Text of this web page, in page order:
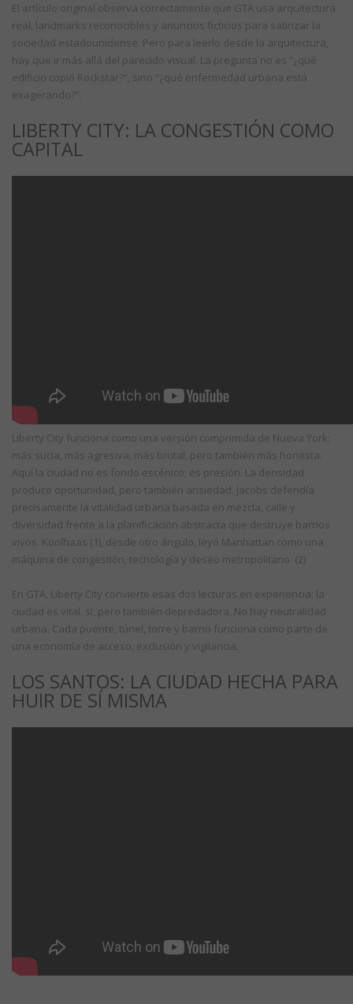
El artículo original observa correctamente que GTA usa arquitectura
real, landmarks reconocibles y anuncios ficticios para satirizar la
sociedad estadounidense. Pero para leerlo desde la arquitectura,
hay que ir más allá del parecido visual. La pregunta no es “¿qué
edificio copió Rockstar?”, sino “¿qué enfermedad urbana está
exagerando?”.
LIBERTY CITY: LA CONGESTIÓN COMO
CAPITAL
Liberty City funciona como una versión comprimida de Nueva York:
más sucia, más agresiva, más brutal, pero también más honesta.
Aquí la ciudad no es fondo escénico; es presión. La densidad
produce oportunidad, pero también ansiedad. Jacobs defendía
precisamente la vitalidad urbana basada en mezcla, calle y
diversidad frente a la planificación abstracta que destruye barrios
vivos. Koolhaas (1), desde otro ángulo, leyó Manhattan como una
máquina de congestión, tecnología y deseo metropolitano. (2)
En GTA, Liberty City convierte esas dos lecturas en experiencia: la
ciudad es vital, sí, pero también depredadora. No hay neutralidad
urbana. Cada puente, túnel, torre y barrio funciona como parte de
una economía de acceso, exclusión y vigilancia.
LOS SANTOS: LA CIUDAD HECHA PARA
HUIR DE SÍ MISMA